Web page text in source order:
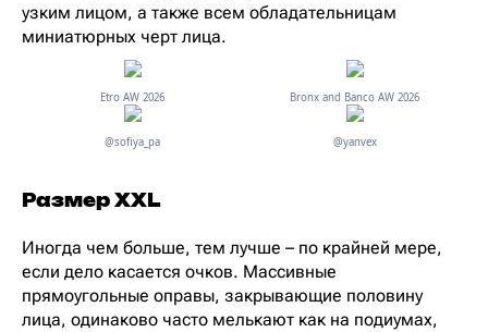
узким лицом, а также всем обладательницам
миниатюрных черт лица.
Etro AW 2026 Bronx and Banco AW 2026
@sofiya_pa @yanvex
Размер XXL
Иногда чем больше, тем лучше – по крайней мере,
если дело касается очков. Массивные
прямоугольные оправы, закрывающие половину
лица, одинаково часто мелькают как на подиумах,